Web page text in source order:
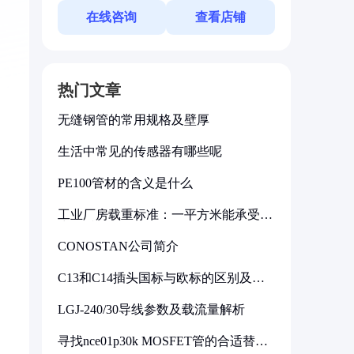
在线咨询 查看店铺
热门文章
无缝钢管的常用规格及壁厚
生活中常见的传感器有哪些呢
PE100管材的含义是什么
工业厂房载重标准：一平方米能承受多
CONOSTAN公司简介
C13和C14插头国标与欧标的区别及其
LGJ-240/30导线参数及载流量解析
寻找nce01p30k MOSFET管的合适替代